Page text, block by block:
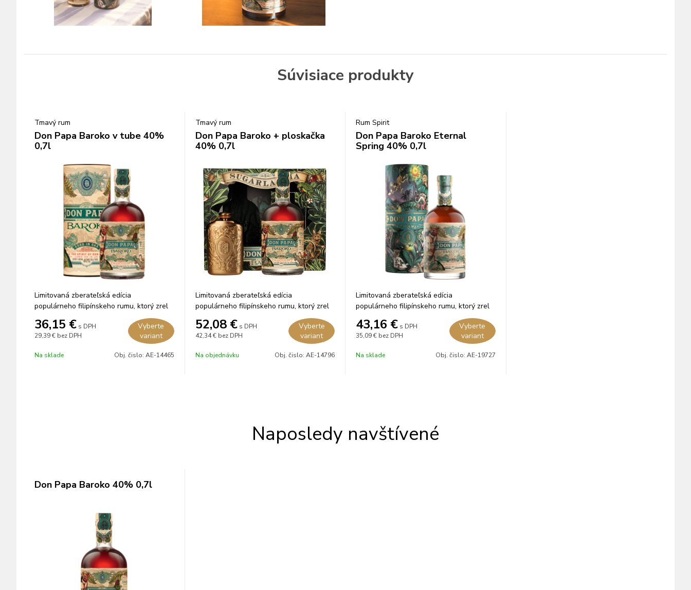
Súvisiace produkty
Tmavý rum
Don Papa Baroko v tube 40%
0,7l
Limitovaná zberateľská edícia
populárneho filipínskeho rumu, ktorý zrel
3 až 5 rokov v amerických dubových
sudoch po bourbone.
36,15 € s DPH
29,39 € bez DPH
Vyberte
variant
Na sklade Obj. čislo: AE-14465
Tmavý rum
Don Papa Baroko + ploskačka
40% 0,7l
Limitovaná zberateľská edícia
populárneho filipínskeho rumu, ktorý zrel
3 až 5 rokov v amerických dubových
sudoch po bourbone.
52,08 € s DPH
42,34 € bez DPH
Vyberte
variant
Na objednávku Obj. čislo: AE-14796
Rum Spirit
Don Papa Baroko Eternal
Spring 40% 0,7l
Limitovaná zberateľská edícia
populárneho filipínskeho rumu, ktorý zrel
3 až 5 rokov v amerických dubových
sudoch po bourbone.
43,16 € s DPH
35,09 € bez DPH
Vyberte
variant
Na sklade Obj. čislo: AE-19727
Naposledy navštívené
Don Papa Baroko 40% 0,7l